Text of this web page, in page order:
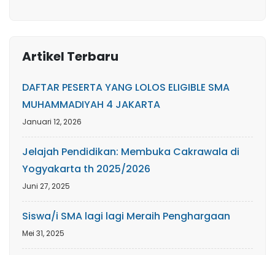
Artikel Terbaru
DAFTAR PESERTA YANG LOLOS ELIGIBLE SMA
MUHAMMADIYAH 4 JAKARTA
Januari 12, 2026
Jelajah Pendidikan: Membuka Cakrawala di
Yogyakarta th 2025/2026
Juni 27, 2025
Siswa/i SMA lagi lagi Meraih Penghargaan
Mei 31, 2025